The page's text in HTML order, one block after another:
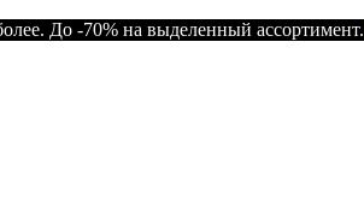
До -70% на выделенный ассортимент.